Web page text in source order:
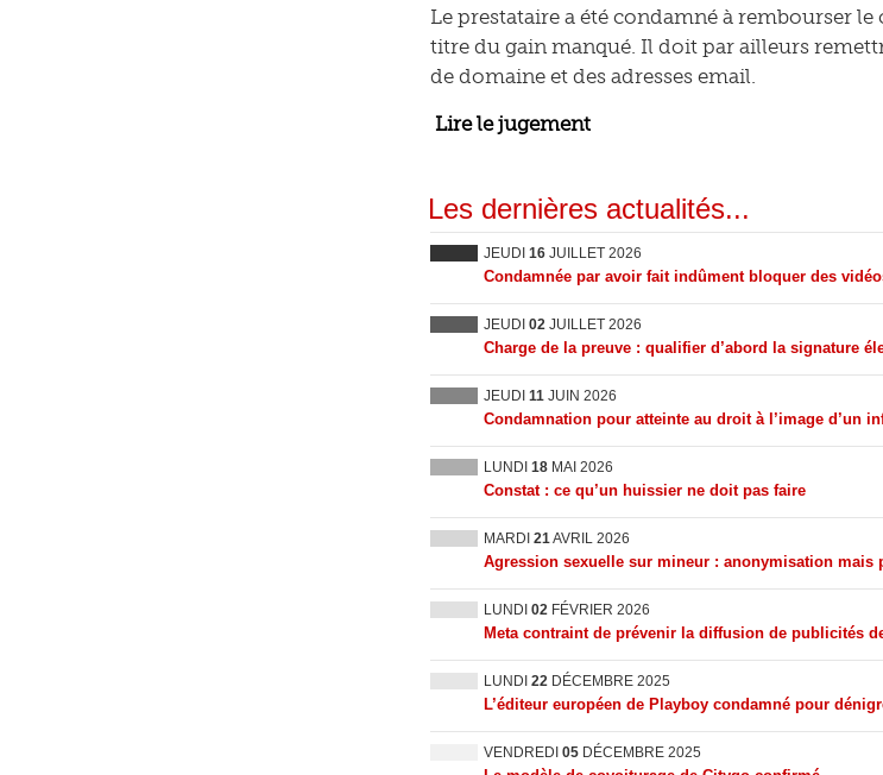
Le prestataire a été condamné à rembourser
titre du gain manqué. Il doit par ailleurs
de domaine et des adresses email.
Lire le jugement
Les dernières actualités...
JEUDI 16 JUILLET 2026
Condamnée par avoir fait indûment bloquer des
JEUDI 02 JUILLET 2026
Charge de la preuve : qualifier d’abord la signature
JEUDI 11 JUIN 2026
Condamnation pour atteinte au droit à l’image d’un
LUNDI 18 MAI 2026
Constat : ce qu’un huissier ne doit pas faire
MARDI 21AVRIL 2026
Agression sexuelle sur mineur : anonymisation mais
LUNDI 02 FÉVRIER 2026
Meta contraint de prévenir la diffusion de publicités
LUNDI 22 DÉCEMBRE 2025
L’éditeur européen de Playboy condamné pour
VENDREDI 05 DÉCEMBRE 2025